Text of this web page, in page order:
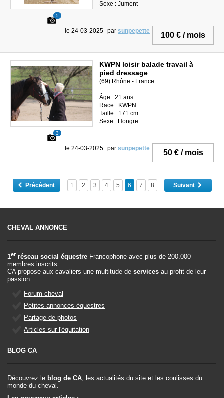
5
Sexe : Jument
100 € / mois
le 24-03-2025 par sunpepette
3
KWPN loisir balade travail à
pied dressage
(69) Rhône - France
Âge : 21 ans
Race : KWPN
Taille : 171 cm
Sexe : Hongre
50 € / mois
le 24-03-2025 par sunpepette
Précédent 1 2 3 4 5 6 7 8 Suivant
CHEVAL ANNONCE
1er réseau social équestre Francophone avec plus de 200.000
membres inscrits.
CA propose aux cavaliers une multitude de services au profit de leur
passion :
Forum cheval
Petites annonces équestres
Partage de photos
Articles sur l'équitation
BLOG CA
Découvrez le blog de CA, les actualités du site et les coulisses du
monde du cheval.